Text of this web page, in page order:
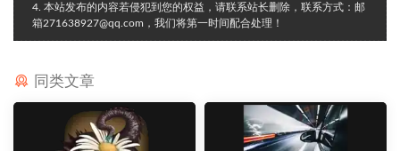
4. 本站发布的内容若侵犯到您的权益，请联系站长删除，联系方式：邮
箱271638927@qq.com，我们将第一时间配合处理！
同类文章